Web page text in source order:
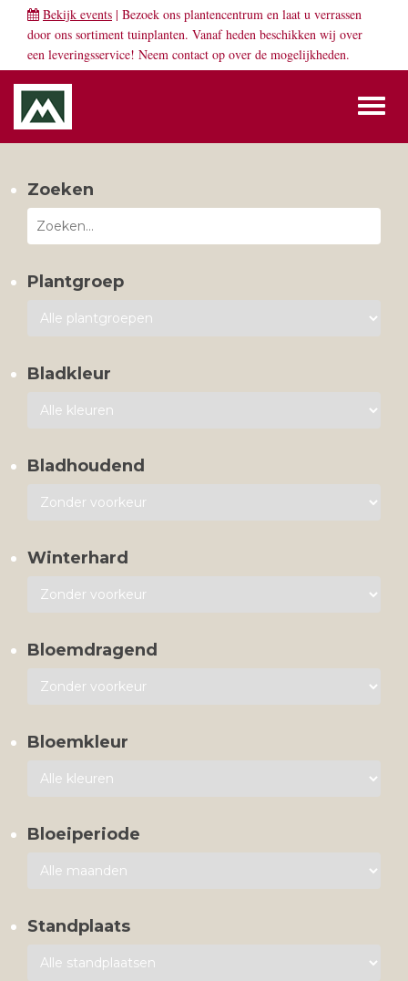
Bekijk events | Bezoek ons plantencentrum en laat u verrassen
door ons sortiment tuinplanten. Vanaf heden beschikken wij over
een leveringsservice! Neem contact op over de mogelijkheden.
Zoeken
Plantgroep
Bladkleur
Bladhoudend
Winterhard
Bloemdragend
Bloemkleur
Bloeiperiode
Standplaats